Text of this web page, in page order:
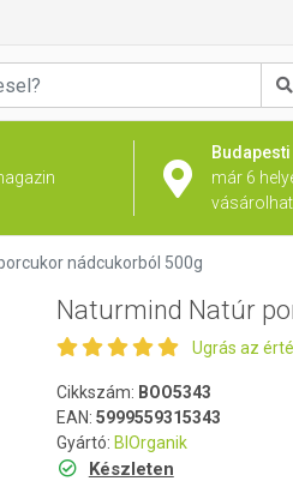
már 6
vásárolhat
nádcukorból 500g
Naturmind Natúr
Ugrás az
Cikkszám: BOO5343
EAN: 5999559315343
Gyártó: BIOrganik
Készleten